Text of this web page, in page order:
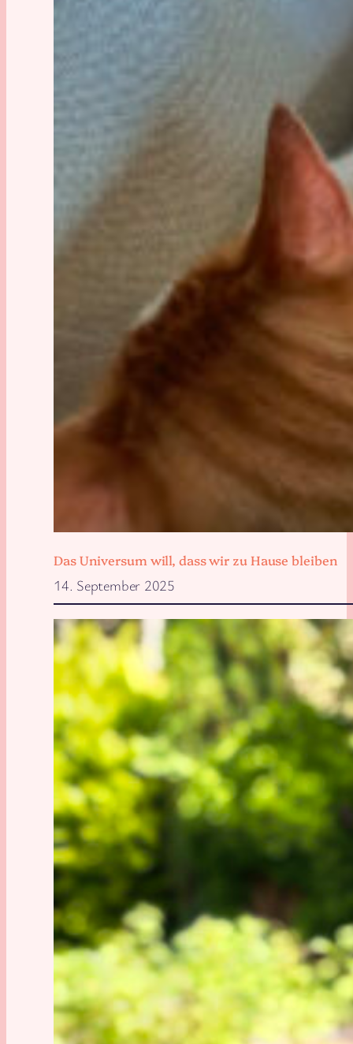
Das Universum will, dass wir zu Hause bleiben
14. September 2025